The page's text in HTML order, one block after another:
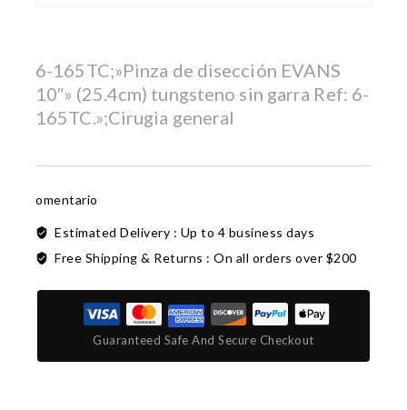
6-165TC;»Pinza de disección EVANS
10″» (25.4cm) tungsteno sin garra Ref: 6-
165TC.»;Cirugia general
omentario
Estimated Delivery : Up to 4 business days
Free Shipping & Returns : On all orders over $200
Guaranteed Safe And Secure Checkout